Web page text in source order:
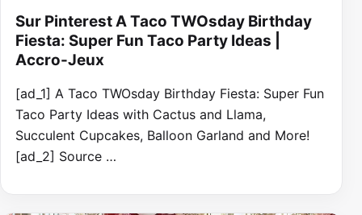
Sur Pinterest A Taco TWOsday Birthday
Fiesta: Super Fun Taco Party Ideas |
Accro-Jeux
[ad_1] A Taco TWOsday Birthday Fiesta: Super Fun
Taco Party Ideas with Cactus and Llama,
Succulent Cupcakes, Balloon Garland and More!
[ad_2] Source …